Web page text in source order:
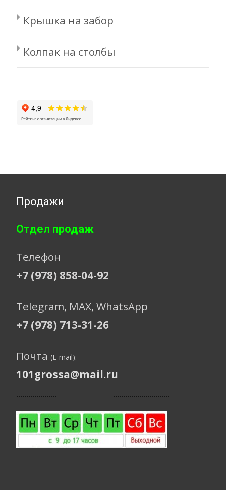
Крышка на забор
Колпак на столбы
Продажи
Отдел продаж
Телефон
+7 (978) 858-04-92
Telegram, МАХ, WhatsApp
+7 (978) 713-31-26
Почта (E-mail):
101grossa@mail.ru